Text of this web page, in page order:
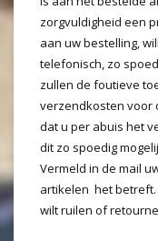
zorgvuldigheid een
aan uw bestelling,
telefonisch, zo
zullen de foutieve
verzendkosten voor
dat u per abuis het
dit zo spoedig
Vermeld in de mail
artikelen het
wilt ruilen of